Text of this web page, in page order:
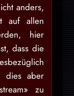
anders,
auf allen
hier
dass die
dies aber
zu